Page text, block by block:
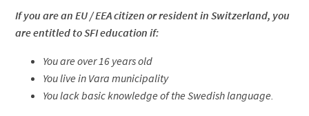
If you are an EU / EEA citizen or resident in Switzerland, you
are entitled to SFI education if:
You are over 16 years old
You live in Vara municipality
You lack basic knowledge of the Swedish language.